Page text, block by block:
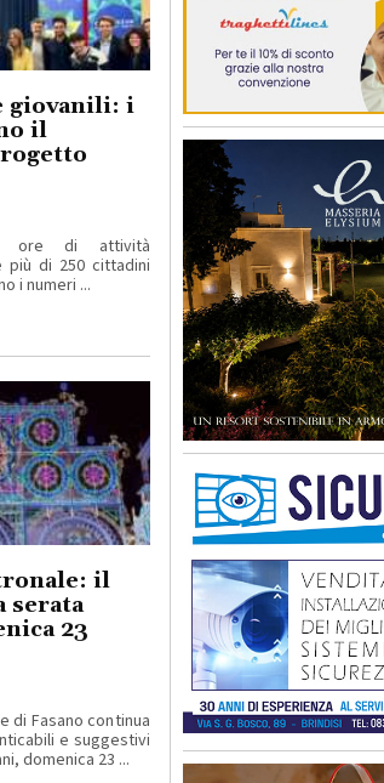
giovanili: i
il
ore di attività
più di 250 cittadini
i numeri ...
il
serata
23
di Fasano continua
e suggestivi
domenica 23 ...